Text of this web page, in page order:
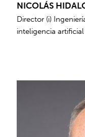
NICOLÁS
Director (i)
inteligencia artificial